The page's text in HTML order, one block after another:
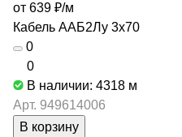
от 639 ₽/м
Кабель ААБ2Лу 3х70
0
0
В наличии: 4318 м
Арт. 949614006
В корзину